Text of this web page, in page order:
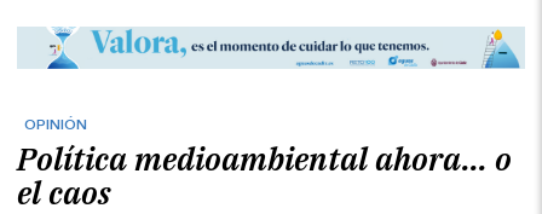
OPINIÓN
Política medioambiental ahora... o
el caos